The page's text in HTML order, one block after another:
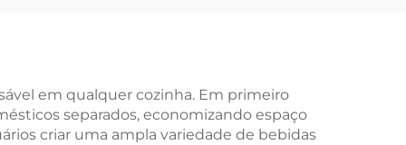
em qualquer cozinha. Em primeiro
separados, economizando espaço
criar uma ampla variedade de bebidas